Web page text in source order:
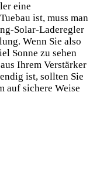
eine
ist, muss man⁢
Solar-Laderegler
Wenn Sie also
Sonne zu sehen
Ihrem Verstärker
⁤ist, sollten Sie
auf sichere Weise